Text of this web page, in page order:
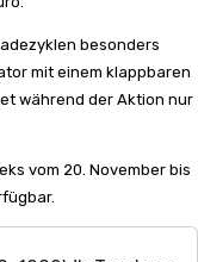
besonders
mit einem klappbaren
während der Aktion nur
vom 20. November bis